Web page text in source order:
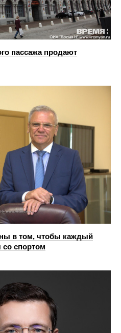
пассажа продают
в том, чтобы каждый
спортом